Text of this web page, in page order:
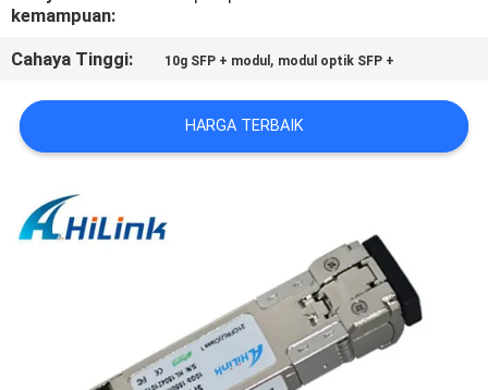
KASUS
MINTA
KUTIPAN
SITEMAP
kemampuan:
Cahaya Tinggi: 10g SFP + modul , modul optik SFP +
HARGA TERBAIK